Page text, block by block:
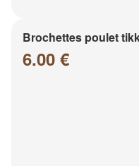
Brochettes poulet
6.00 €